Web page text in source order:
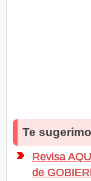
Te
Revisa
de